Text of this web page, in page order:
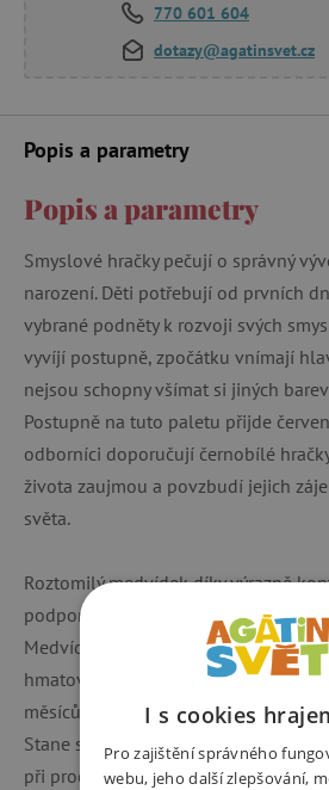
770 601 604
dotazy@agatinsvet.cz
Popis a parametry
Popis a parametry
Smyslové hračky pečují o správný
narození. Děti potřebují od prvních
vybrané podněty k rozvoji svých
vyvíjí postupně, zpočátku vnímají
nejsou schopny všímat si jiných
Postupně na tuto paletu přijde
odborníci doporučují černobílé
života zaujmou a povzbudí jejich
světa.
Roztomilý medvídek díky výrazně
podporuje vývoj zraku u dětí již v
Medvídek při dotyku šustí. Díky tomu
hmatové a zvukové vjemy. Ideální
měsíců. Medvídek je vyroben z
Stane se nejlepším dětským
při procházce. Rozměry hračky jsou
I s cookies
Pro zajištění správného
webu, jeho další zlepšování,